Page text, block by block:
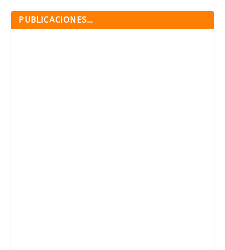
PUBLICACIONES…